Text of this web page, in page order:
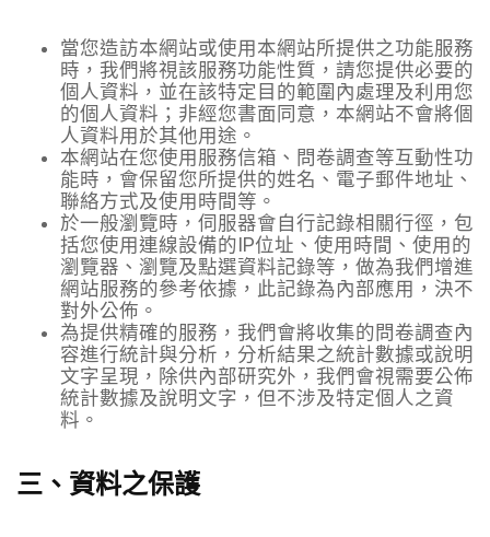
當您造訪本網站或使用本網站所提供之功能服務
時，我們將視該服務功能性質，請您提供必要的
個人資料，並在該特定目的範圍內處理及利用您
的個人資料；非經您書面同意，本網站不會將個
人資料用於其他用途。
本網站在您使用服務信箱、問卷調查等互動性功
能時，會保留您所提供的姓名、電子郵件地址、
聯絡方式及使用時間等。
於一般瀏覽時，伺服器會自行記錄相關行徑，包
括您使用連線設備的IP位址、使用時間、使用的
瀏覽器、瀏覽及點選資料記錄等，做為我們增進
網站服務的參考依據，此記錄為內部應用，決不
對外公佈。
為提供精確的服務，我們會將收集的問卷調查內
容進行統計與分析，分析結果之統計數據或說明
文字呈現，除供內部研究外，我們會視需要公佈
統計數據及說明文字，但不涉及特定個人之資
料。
三、資料之保護